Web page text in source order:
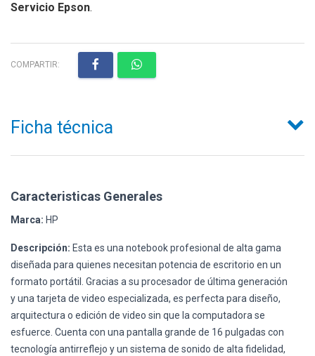
Servicio Epson.
COMPARTIR:
Ficha técnica
Caracteristicas Generales
Marca: HP
Descripción: Esta es una notebook profesional de alta gama
diseñada para quienes necesitan potencia de escritorio en un
formato portátil. Gracias a su procesador de última generación
y una tarjeta de video especializada, es perfecta para diseño,
arquitectura o edición de video sin que la computadora se
esfuerce. Cuenta con una pantalla grande de 16 pulgadas con
tecnología antirreflejo y un sistema de sonido de alta fidelidad,